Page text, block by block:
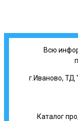
Всю
г.Иваново, ТД
Каталог